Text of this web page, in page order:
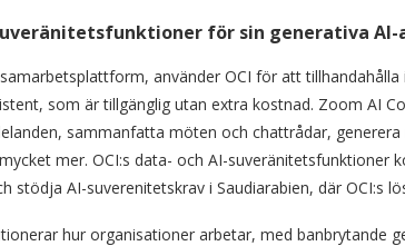
för sin generativa
använder OCI för att
som är tillgänglig utan extra kostnad. Zoom AI
sammanfatta möten och chattrådar,
mer. OCI:s data- och AI-suveränitetsfunktioner
stödja AI-suverenitetskrav i Saudiarabien, där OCI:s
hur organisationer arbetar, med banbrytande